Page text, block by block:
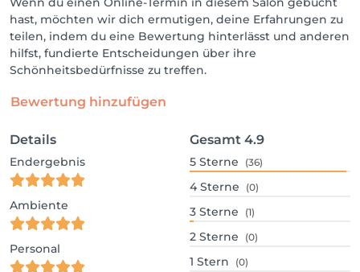
hast, möchten wir dich ermutigen, deine Erfahrungen zu
teilen, indem du eine Bewertung hinterlässt und anderen
hilfst, fundierte Entscheidungen über ihre
Schönheitsbedürfnisse zu treffen.
Bewertung hinzufügen
Details
Endergebnis
Ambiente
Personal
Gesamt 4.9
5 Sterne (36)
4 Sterne (0)
3 Sterne (1)
2 Sterne (0)
1 Stern (0)